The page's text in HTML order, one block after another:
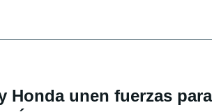
Honda unen fuerzas